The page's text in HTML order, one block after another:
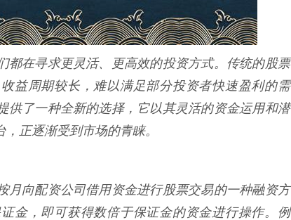
都在寻求更灵活、更高效的投资方式。传统的股票
益周期较长，难以满足部分投资者快速盈利的需
供了一种全新的选择，它以其灵活的资金运用和潜
正逐渐受到市场的青睐。
月向配资公司借用资金进行股票交易的一种融资方
金，即可获得数倍于保证金的资金进行操作。例